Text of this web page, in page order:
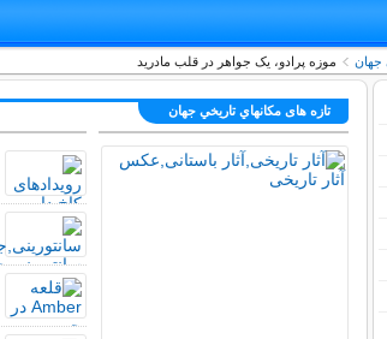
جهان موزه پرادو، یک جواهر در قلب مادرید
تازه های مكانهاي تاريخي جهان